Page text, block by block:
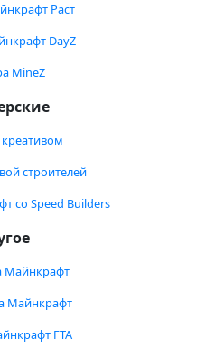
Раст
DayZ
MineZ
строителей
со Speed Builders
Майнкрафт
Майнкрафт
ГТА